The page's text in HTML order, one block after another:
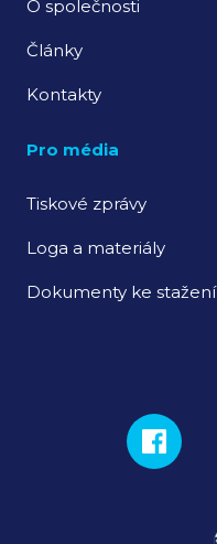
O společnosti
Články
Kontakty
Pro média
Tiskové zprávy
Loga a materiály
Dokumenty ke stažení